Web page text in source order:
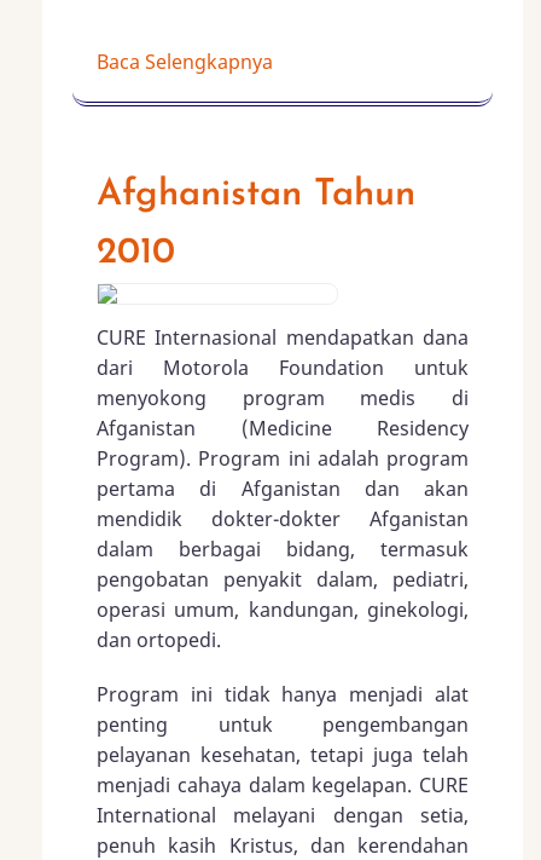
Baca Selengkapnya
Afghanistan Tahun
2010
CURE Internasional mendapatkan dana
dari Motorola Foundation untuk
menyokong program medis di
Afganistan (Medicine Residency
Program). Program ini adalah program
pertama di Afganistan dan akan
mendidik dokter-dokter Afganistan
dalam berbagai bidang, termasuk
pengobatan penyakit dalam, pediatri,
operasi umum, kandungan, ginekologi,
dan ortopedi.
Program ini tidak hanya menjadi alat
penting untuk pengembangan
pelayanan kesehatan, tetapi juga telah
menjadi cahaya dalam kegelapan. CURE
International melayani dengan setia,
penuh kasih Kristus, dan kerendahan